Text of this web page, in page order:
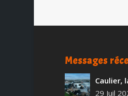
Messages
Caulier,
29 Juil